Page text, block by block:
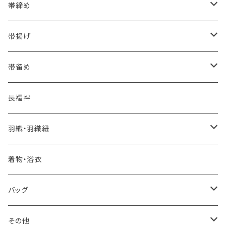
海のいろ ～sea-green～
格ある夏の名古屋帯（都の絽綴れ）
おとなの浴衣(有松 鳴海絞り)
自宅で洗える！本麻長襦袢
憧れの高級カジュアル帯
河合美術織物 訪問着に合わせる袋帯
訪問着に合わせるフォーマル帯
３万円台♪高見え袋帯・名古屋帯
- 博多帯
夏・単衣用(夏帯)
- 西陣織
夏・単衣用(夏帯)
- 紬帯・自然布
- 琉球帯
- 染め帯
- 袋帯・洒落袋帯
- 名古屋帯
八寸名古屋帯 (松葉仕立て)
- オールシーズン帯
帯締め
- おびやオリジナル
- 細平唐組 (7mmスリム帯締め)
- 田中節子
帯揚げ
- おびやオリジナル
- 京都 三浦清商店
- 大津工房 荒尾ちどり
帯留め
-おびやオリジナル
長襦袢
羽織・羽織紐
-おびやオリジナル
着物・浴衣
バッグ
-おびやオリジナル
その他